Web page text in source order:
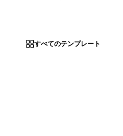
すべてのテンプレート